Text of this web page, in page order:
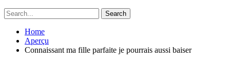
Home
Aperçu
Connaissant ma fille parfaite je pourrais aussi baiser